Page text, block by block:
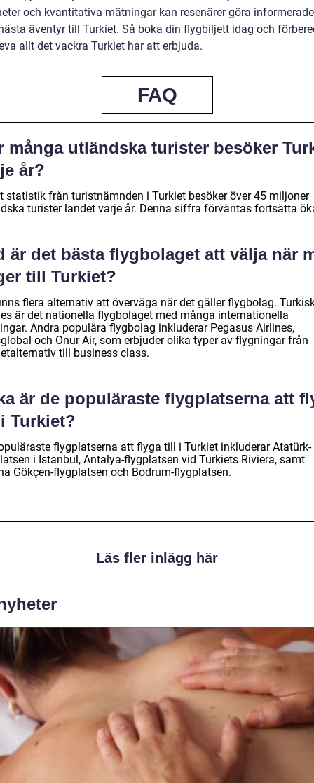
och kvantitativa mätningar kan resenärer göra
äventyr till Turkiet. Så boka din flygbiljett idag och
allt det vackra Turkiet har att erbjuda.
FAQ
många utländska turister besöker
år?
statistik från turistnämnden i Turkiet besöker över 45 miljoner
turister landet varje år. Denna siffra förväntas fortsätta
är det bästa flygbolaget att välja när
till Turkiet?
flera alternativ att överväga när det gäller flygbolag.
är det nationella flygbolaget med många internationella
Andra populära flygbolag inkluderar Pegasus Airlines,
och Onur Air, som erbjuder olika typer av flygningar från
till business class.
är de populäraste flygplatserna att
Turkiet?
flygplatserna att flyga till i Turkiet inkluderar Atatürk-
i Istanbul, Antalya-flygplatsen vid Turkiets Riviera, samt
Gökçen-flygplatsen och Bodrum-flygplatsen.
Läs fler inlägg här